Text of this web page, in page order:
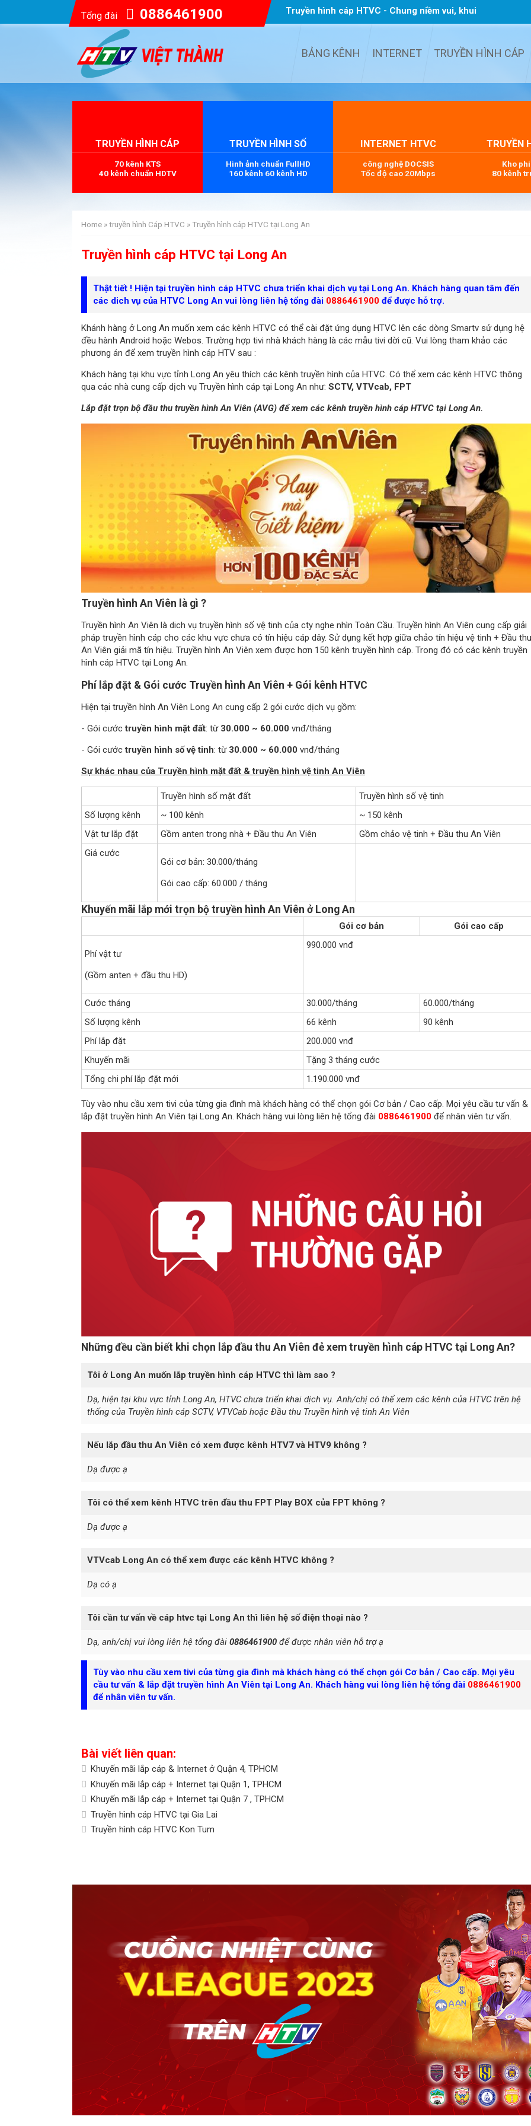
Tổng đài 0886461900 Truyền hình cáp HTVC - Chung niềm vui, khui
BẢNG KÊNH INTERNET TRUYỀN HÌNH CÁP
TRUYỀN HÌNH CÁP
70 kênh KTS
40 kênh chuẩn HDTV
TRUYỀN HÌNH SỐ
Hình ảnh chuẩn FullHD
160 kênh 60 kênh HD
INTERNET HTVC
công nghệ DOCSIS
Tốc độ cao 20Mbps
TRUYỀN
Kho
80 kênh
Home »truyền hình Cáp HTVC »Truyền hình cáp HTVC tại Long An
Truyền hình cáp HTVC tại Long An
Thật tiết ! Hiện tại truyền hình cáp HTVC chưa triển khai dịch vụ tại Long An. Khách hàng quan tâm đến
các dich vụ của HTVC Long An vui lòng liên hệ tổng đài 0886461900 để được hỗ trợ.
Khánh hàng ở Long An muốn xem các kênh HTVC có thể cài đặt ứng dụng HTVC lên các dòng Smartv sử dụng hệ
đều hành Android hoặc Webos. Trường hợp tivi nhà khách hàng là các mẫu tivi dời cũ. Vui lòng tham khảo các
phương án để xem truyền hình cáp HTV sau :
Khách hàng tại khu vực tỉnh Long An yêu thích các kênh truyền hình của HTVC. Có thể xem các kênh HTVC thông
qua các nhà cung cấp dịch vụ Truyền hình cáp tại Long An như: SCTV, VTVcab, FPT
Lắp đặt trọn bộ đầu thu truyền hình An Viên (AVG) để xem các kênh truyền hình cáp HTVC tại Long An.
Truyền hình An Viên là gì ?
Truyền hình An Viên là dich vụ truyền hình số vệ tinh của cty nghe nhìn Toàn Cầu. Truyền hình An Viên cung cấp giải
pháp truyền hình cáp cho các khu vực chưa có tín hiệu cáp dây. Sử dụng kết hợp giữa chảo tín hiệu vệ tinh + Đầu thu
An Viên giải mã tín hiệu. Truyền hình An Viên xem được hơn 150 kênh truyền hình cáp. Trong đó có các kênh truyền
hình cáp HTVC tại Long An.
Phí lắp đặt & Gói cước Truyền hình An Viên + Gói kênh HTVC
Hiện tại truyền hình An Viên Long An cung cấp 2 gói cước dịch vụ gồm:
- Gói cướctruyền hình mặt đất: từ 30.000 ~ 60.000 vnđ/tháng
- Gói cướctruyền hình số vệ tinh: từ 30.000 ~ 60.000 vnđ/tháng
Sự khác nhau của Truyền hình mặt đất & truyền hình vệ tinh An Viên
Truyền hình số mặt đất
Truyền hình số vệ tinh
Số lượng kênh
~ 100 kênh
~ 150 kênh
Vật tư lắp đặt
Gồm anten trong nhà + Đầu thu An Viên
Gồm chảo vệ tinh + Đầu thu An Viên
Giá cước
Gói cơ bản: 30.000/tháng
Gói cao cấp: 60.000 / tháng
Khuyến mãi lắp mới trọn bộ truyền hình An Viên ở Long An
Gói cơ bản Gói cao cấp
Phí vật tư
(Gồm anten + đầu thu HD)
990.000 vnđ
Cước tháng 30.000/tháng
60.000/tháng
Số lượng kênh
66 kênh
90 kênh
Phí lắp đặt
200.000 vnđ
Khuyến mãi
Tặng 3 tháng cước
Tổng chi phí lắp đặt mới
1.190.000 vnđ
Tùy vào nhu cầu xem tivi của từng gia đình mà khách hàng có thể chọn gói Cơ bản / Cao cấp. Mọi yêu cầu tư vấn &
lắp đặt truyền hình An Viên tại Long An. Khách hàng vui lòng liên hệ tổng đài 0886461900 để nhân viên tư vấn.
Những đều cần biết khi chọn lắp đầu thu An Viên đẻ xem truyền hình cáp HTVC tại Long An?
Tôi ở Long An muốn lắp truyền hình cáp HTVC thì làm sao ?
Dạ, hiện tại khu vực tỉnh Long An, HTVC chưa triển khai dịch vụ. Anh/chị có thể xem các kênh của HTVC trên hệ
thống của Truyền hình cáp SCTV, VTVCab hoặc Đầu thu Truyền hình vệ tinh An Viên
Nếu lắp đầu thu An Viên có xem được kênh HTV7 và HTV9 không ?
Dạ được ạ
Tôi có thể xem kênh HTVC trên đầu thu FPT Play BOX của FPT không ?
Dạ được ạ
VTVcab Long An có thể xem được các kênh HTVC không ?
Dạ có ạ
Tôi cần tư vấn về cáp htvc tại Long An thì liên hệ số điện thoại nào ?
Dạ, anh/chị vui lòng liên hệ tổng đài 0886461900 để được nhân viên hỗ trợ ạ
Tùy vào nhu cầu xem tivi của từng gia đình mà khách hàng có thể chọn gói Cơ bản / Cao cấp. Mọi yêu
cầu tư vấn & lắp đặt truyền hình An Viên tại Long An. Khách hàng vui lòng liên hệ tổng đài 0886461900
để nhân viên tư vấn.
Bài viết liên quan:
Khuyến mãi lắp cáp & Internet ở Quận 4, TPHCM
Khuyến mãi lắp cáp + Internet tại Quận 1, TPHCM
Khuyến mãi lắp cáp + Internet tại Quận 7 , TPHCM
Truyền hình cáp HTVC tại Gia Lai
Truyền hình cáp HTVC Kon Tum